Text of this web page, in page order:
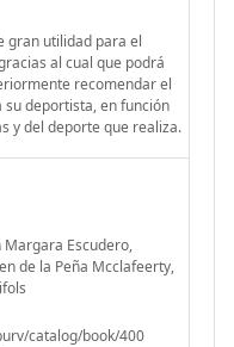
gran utilidad para el
al cual que podrá
recomendar el
deportista, en función
y del deporte que realiza.
Margara Escudero,
de la Peña Mcclafeerty,
catalog/book/400